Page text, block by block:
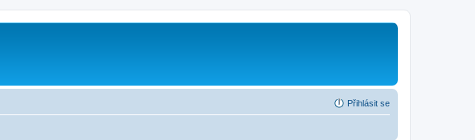
Přihlásit se